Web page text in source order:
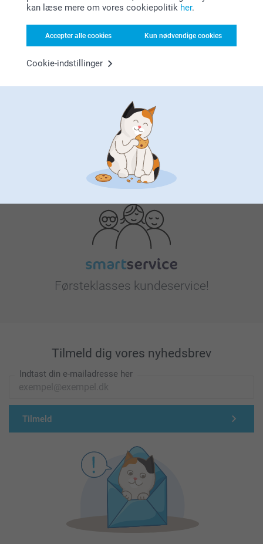
kan læse mere om vores cookiepolitik her.
Accepter alle cookies Kun nødvendige cookies
Cookie-indstillinger
Leder du efter inspiration?
Førsteklasses kundeservice!
Tilmeld dig vores nyhedsbrev
Indtast din e-mailadresse her
Tilmeld